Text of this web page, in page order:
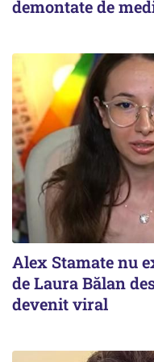
demontate de
Alex Stamate nu
de Laura Bălan
devenit viral